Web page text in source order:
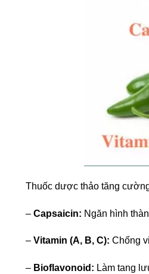
Thuốc dược thảo tăng
–Capsaicin: Ngăn hình
– Vitamin (A, B, C): Chống
– Bioflavonoid: Làm tang